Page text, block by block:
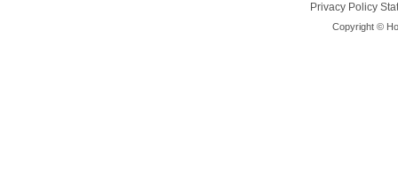
Privacy Policy
Copyright ©